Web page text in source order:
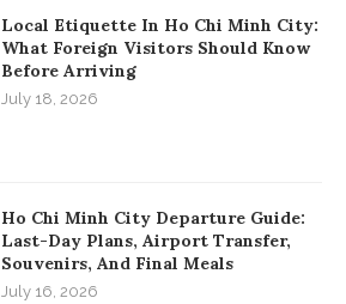
Local Etiquette In Ho Chi Minh City:
What Foreign Visitors Should Know
Before Arriving
July 18, 2026
Ho Chi Minh City Departure Guide:
Last-Day Plans, Airport Transfer,
Souvenirs, And Final Meals
July 16, 2026